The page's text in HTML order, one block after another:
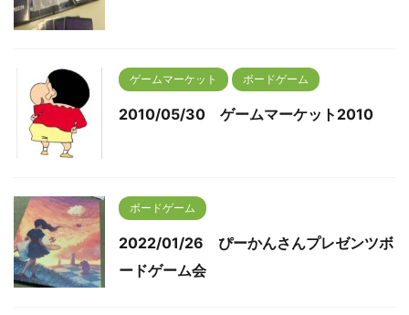
ゲームマーケット ボードゲーム
2010/05/30 ゲームマーケット2010
ボードゲーム
2022/01/26 ぴーかんさんプレゼンツボ
ードゲーム会